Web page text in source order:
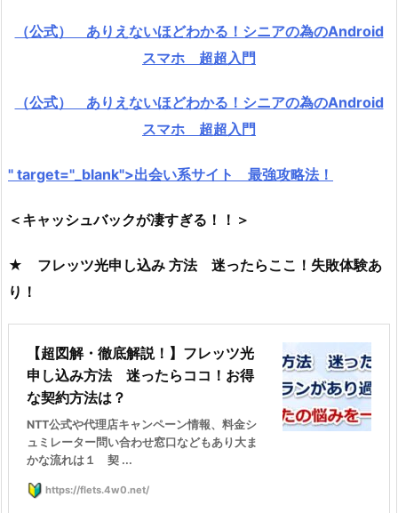
（公式） ありえないほどわかる！シニアの為のAndroid
スマホ 超超入門
（公式） ありえないほどわかる！シニアの為のAndroid
スマホ 超超入門
" target="_blank">出会い系サイト 最強攻略法！
＜キャッシュバックが凄すぎる！！＞
★ フレッツ光申し込み 方法 迷ったらここ！失敗体験あ
り！
【超図解・徹底解説！】フレッツ光
申し込み方法 迷ったらココ！お得
な契約方法は？
NTT公式や代理店キャンペーン情報、料金シ
ュミレーター問い合わせ窓口などもあり大ま
かな流れは１ 契 ...
https://flets.4w0.net/